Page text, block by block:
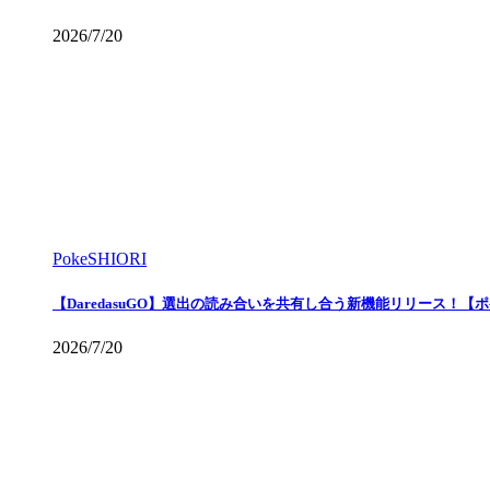
2026/7/20
PokeSHIORI
【DaredasuGO】選出の読み合いを共有し合う新機能リリース！【ポ
2026/7/20